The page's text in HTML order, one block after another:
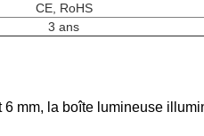
CE, RoHS
3 ans
mm, la boîte lumineuse